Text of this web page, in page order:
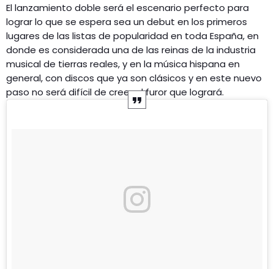
El lanzamiento doble será el escenario perfecto para
lograr lo que se espera sea un debut en los primeros
lugares de las listas de popularidad en toda España, en
donde es considerada una de las reinas de la industria
musical de tierras reales, y en la música hispana en
general, con discos que ya son clásicos y en este nuevo
paso no será difícil de creer el furor que logrará.